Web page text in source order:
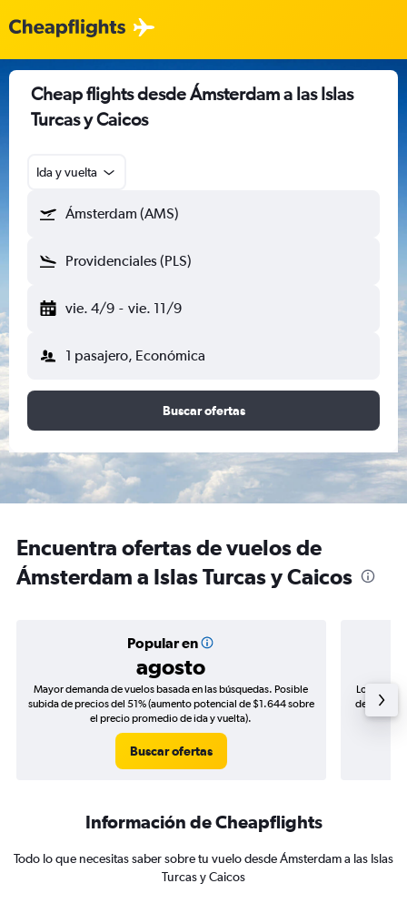
Cheap flights desde Ámsterdam a las Islas
Turcas y Caicos
Ida y vuelta
Ámsterdam (AMS)
Providenciales (PLS)
vie. 4/9 - vie. 11/9
1 pasajero, Económica
Buscar ofertas
Encuentra ofertas de vuelos de
Ámsterdam a Islas Turcas y Caicos
Popular en
agosto
Mayor demanda de vuelos basada en las búsquedas. Posible
subida de precios del 51% (aumento potencial de $1.644 sobre
el precio promedio de ida y vuelta).
Buscar ofertas
Los
de precios
Información de Cheapflights
Todo lo que necesitas saber sobre tu vuelo desde Ámsterdam a las Islas
Turcas y Caicos